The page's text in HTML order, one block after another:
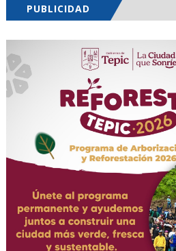
PUBLICIDAD